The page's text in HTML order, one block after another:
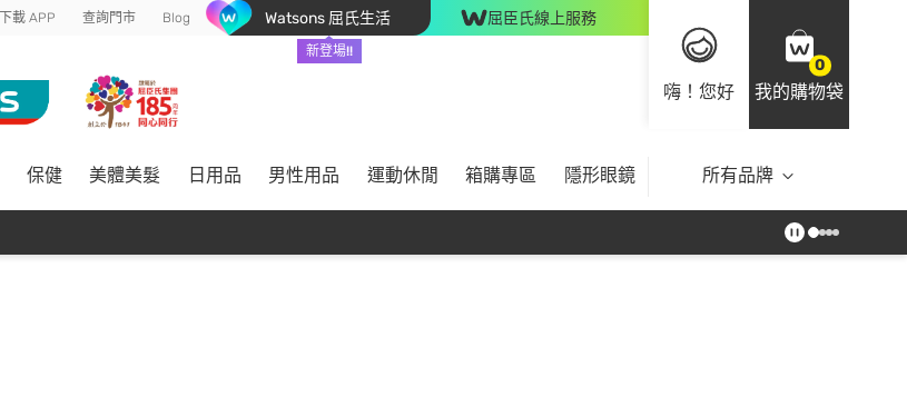
下載 APP 查詢門市 Blog Watsons 屈氏生活
新登場!!
屈臣氏線上服務
嗨！您好
0
我的購物袋
保健 美體美髮 日用品 男性用品 運動休閒 箱購專區 隱形眼鏡 所有品牌